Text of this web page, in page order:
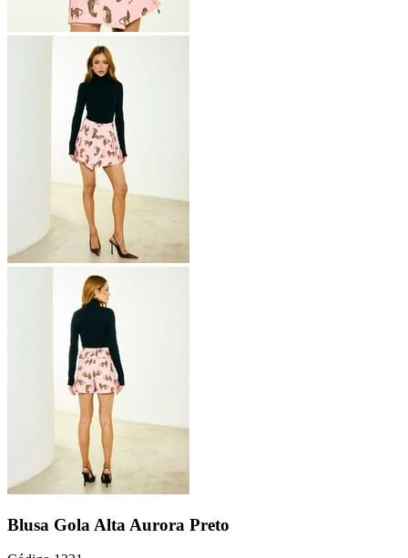
Blusa Gola Alta Aurora Preto